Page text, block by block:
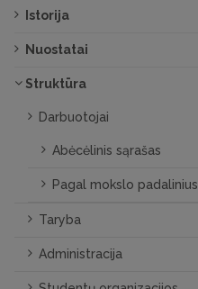
Istorija
Nuostatai
Struktūra
Darbuotojai
Abėcėlinis sąrašas
Pagal mokslo padalinius
Taryba
Administracija